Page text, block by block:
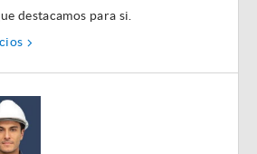
destacamos para si.